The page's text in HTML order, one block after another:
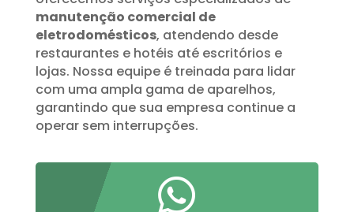
manutenção comercial de
eletrodomésticos, atendendo desde
restaurantes e hotéis até escritórios e
lojas. Nossa equipe é treinada para lidar
com uma ampla gama de aparelhos,
garantindo que sua empresa continue a
operar sem interrupções.
